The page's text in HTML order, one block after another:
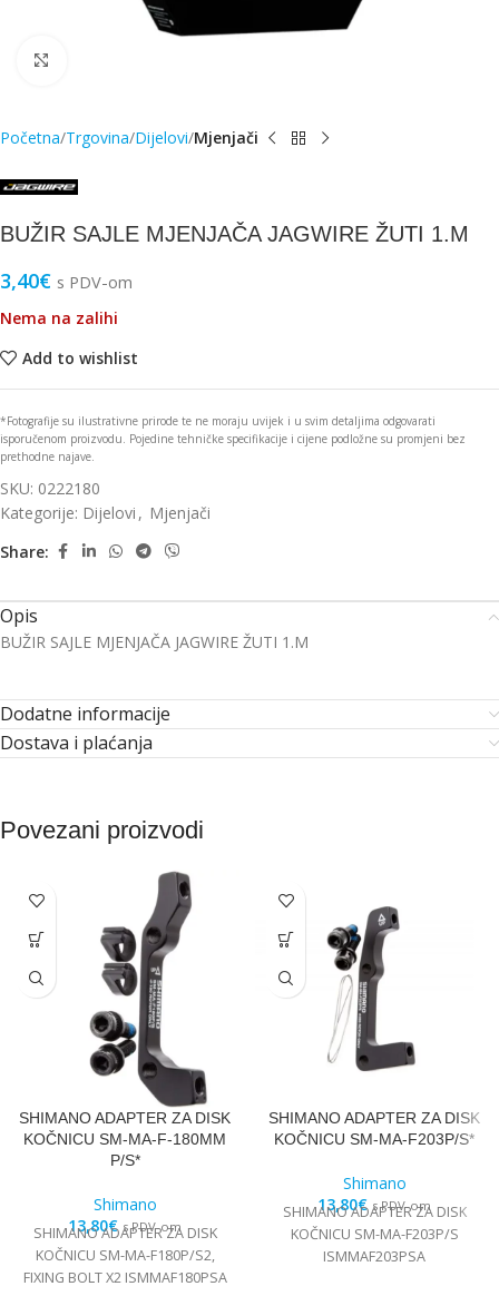
Početna Trgovina Dijelovi Mjenjači
BUŽIR SAJLE MJENJAČA JAGWIRE ŽUTI 1.M
3,40€ s PDV-om
Nema na zalihi
Add to wishlist
*Fotografije su ilustrativne prirode te ne moraju uvijek i u svim detaljima odgovarati
isporučenom proizvodu. Pojedine tehničke specifikacije i cijene podložne su promjeni bez
prethodne najave.
SKU: 0222180
Kategorije: Dijelovi , Mjenjači
Share:
Opis
BUŽIR SAJLE MJENJAČA JAGWIRE ŽUTI 1.M
Dodatne informacije
Dostava i plaćanja
Povezani proizvodi
SHIMANO ADAPTER ZA DISK
KOČNICU SM-MA-F-180MM
P/S*
Shimano
13,80€ s PDV-om
SHIMANO ADAPTER ZA DISK
KOČNICU SM-MA-F180P/S2,
FIXING BOLT X2 ISMMAF180PSA
SHIMANO ADAPTER ZA DISK
KOČNICU SM-MA-F203P/S*
Shimano
13,80€ s PDV-om
SHIMANO ADAPTER ZA DISK
KOČNICU SM-MA-F203P/S
ISMMAF203PSA